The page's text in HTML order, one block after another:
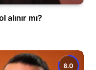
mı?
8.0